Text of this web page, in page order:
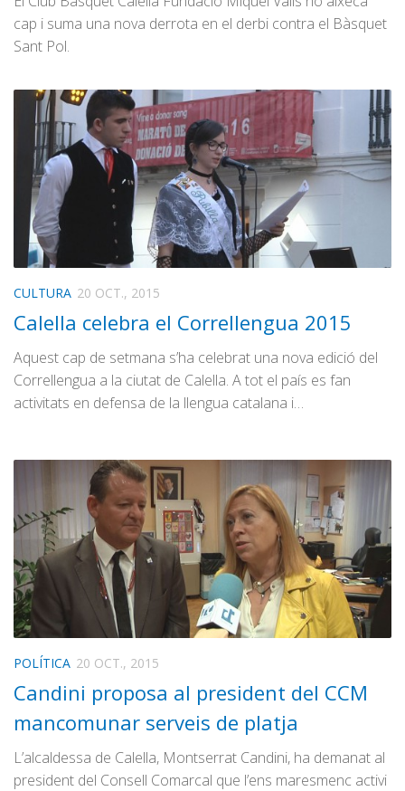
cap i suma una nova derrota en el derbi contra el Bàsquet
Sant Pol.
CULTURA 20 OCT., 2015
Calella celebra el Correllengua 2015
Aquest cap de setmana s’ha celebrat una nova edició del
Correllengua a la ciutat de Calella. A tot el país es fan
activitats en defensa de la llengua catalana i…
POLÍTICA 20 OCT., 2015
Candini proposa al president del CCM
mancomunar serveis de platja
L’alcaldessa de Calella, Montserrat Candini, ha demanat al
president del Consell Comarcal que l’ens maresmenc activi